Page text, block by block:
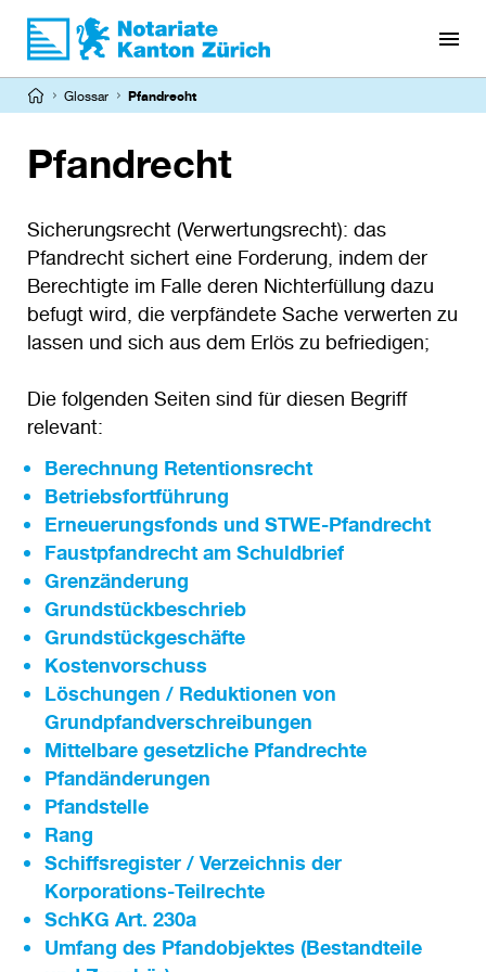
Direkt
zum
Pfadnavigation
Glossar Pfandrecht
Pfandrecht
Sicherungsrecht (Verwertungsrecht): das
Pfandrecht sichert eine Forderung, indem der
Berechtigte im Falle deren Nichterfüllung dazu
befugt wird, die verpfändete Sache verwerten zu
lassen und sich aus dem Erlös zu befriedigen;
Die folgenden Seiten sind für diesen Begriff
relevant:
Berechnung Retentionsrecht
Betriebsfortführung
Erneuerungsfonds und STWE-Pfandrecht
Faustpfandrecht am Schuldbrief
Grenzänderung
Grundstückbeschrieb
Grundstückgeschäfte
Kostenvorschuss
Löschungen / Reduktionen von
Grundpfandverschreibungen
Mittelbare gesetzliche Pfandrechte
Pfandänderungen
Pfandstelle
Rang
Schiffsregister / Verzeichnis der
Korporations-Teilrechte
SchKG Art. 230a
Umfang des Pfandobjektes (Bestandteile